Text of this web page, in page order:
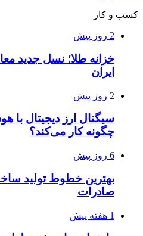
کسب و کار
2 روز پیش
خزانه طلا؛ نسل جدید
ایران
2 روز پیش
سیگنال ارز دیجیتال
چگونه کار می‌کند؟
6 روز پیش
بهترین خطوط تولید
صادرات
1 هفته پیش